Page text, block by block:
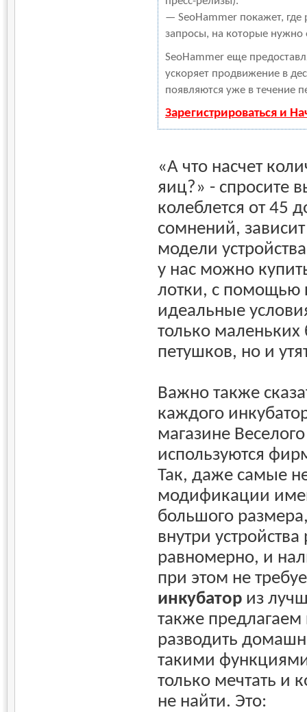
— SeoHammer покажет, где
запросы, на которые нужно
SeoHammer еще
ускоряет продвижение в
появляются уже в течение
Зарегистрироваться и
«А что насчет
яиц?» - спросите
колеблется от 45
сомнений,
модели
у нас можно
лотки, с помощью
идеальные
только
петушков, но и
Важно также
каждого
магазине
используются
Так, даже самые
модификации
большого
внутри
равномерно, и
при этом не
инкубатор из
также
разводить
такими
только мечтать и
не найти. Это: